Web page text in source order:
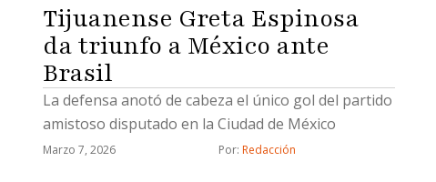
Tijuanense Greta Espinosa
da triunfo a México ante
Brasil
La defensa anotó de cabeza el único gol del partido
amistoso disputado en la Ciudad de México
Marzo 7, 2026 Por: Redacción